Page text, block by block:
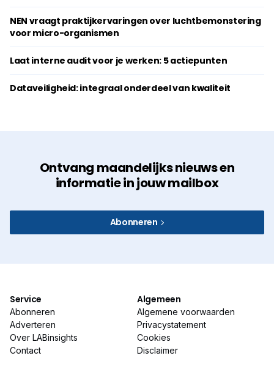
NEN vraagt praktijkervaringen over luchtbemonstering
voor micro-organismen
Laat interne audit voor je werken: 5 actiepunten
Dataveiligheid: integraal onderdeel van kwaliteit
Ontvang maandelijks nieuws en
informatie in jouw mailbox
Abonneren
Service
Abonneren
Adverteren
Over LABinsights
Contact
Algemeen
Algemene voorwaarden
Privacystatement
Cookies
Disclaimer